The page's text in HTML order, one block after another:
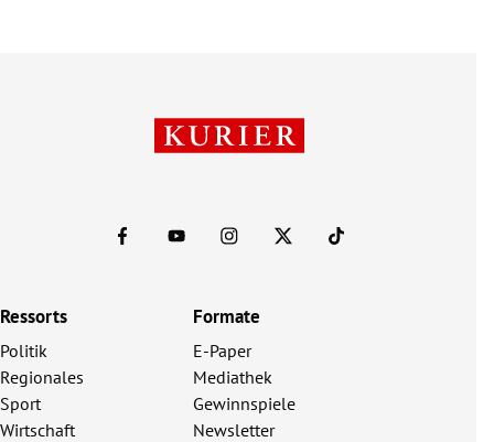
Ressorts
Politik
Regionales
Sport
Wirtschaft
Formate
E-Paper
Mediathek
Gewinnspiele
Newsletter